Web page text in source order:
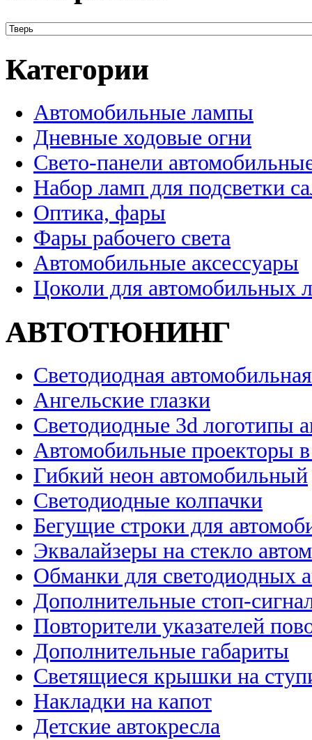
Категории
Автомобильные лампы
Дневные ходовые огни
Свето-панели
Набор ламп для подсветки
Оптика, фары
Фары рабочего света
Автомобильные аксессуары
Цоколи для автомобильных
АВТОТЮНИНГ
Светодиодная
Ангельские глазки
Светодиодные 3d логотипы
Автомобильные проекторы
Гибкий неон автомобильный
Светодиодные колпачки
Бегущие строки для
Эквалайзеры на стекло
Обманки для светодиодных
Дополнительные стоп-
Повторители указателей
Дополнительные габариты
Светящиеся крышки на
Накладки на капот
Детские автокресла